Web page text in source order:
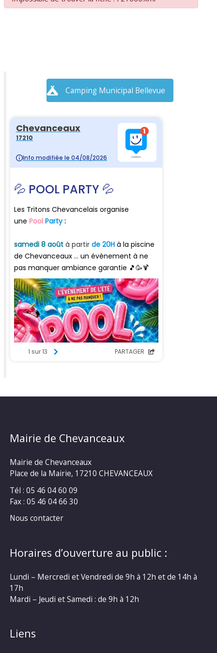
Camping Municipal Bellevue
Mairie de Chevanceaux
Mairie de Chevanceaux
Place de la Mairie, 17210 CHEVANCEAUX
Tél : 05 46 04 60 09
Fax : 05 46 04 66 30
Nous contacter
Horaires d’ouverture au public :
Lundi – Mercredi et Vendredi de 9h à 12h et de 14h à
17h
Mardi – Jeudi et Samedi : de 9h à 12h
Liens